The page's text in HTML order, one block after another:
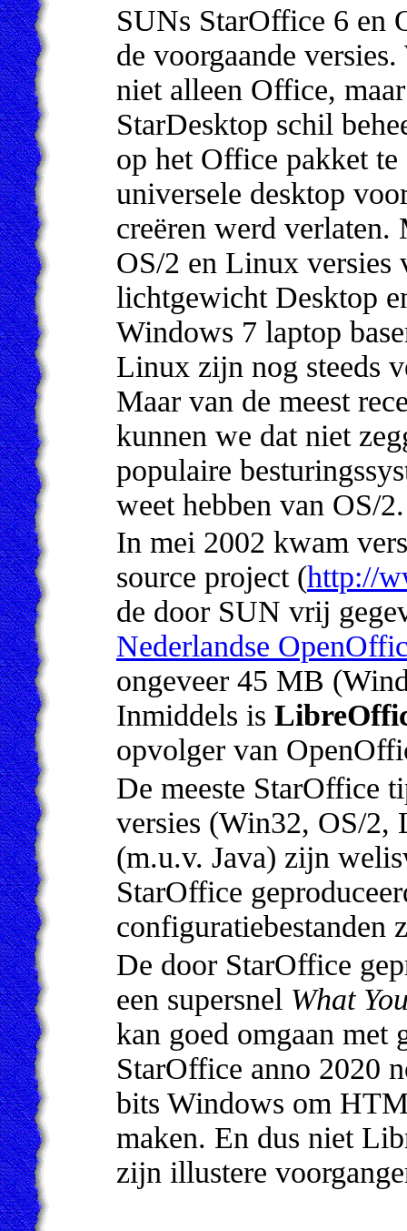
SUNs StarOffice 6 en
de voorgaande
niet alleen Office,
StarDesktop schil
op het Office pakket
universele desktop
creëren werd verlaten.
OS/2 en Linux versies
lichtgewicht Desktop
Windows 7 laptop
Linux zijn nog steeds
Maar van de meest
kunnen we dat niet
populaire
weet hebben van OS/2.
In mei 2002 kwam
source project (http://
de door SUN vrij
Nederlandse
ongeveer 45 MB
Inmiddels is
opvolger van
De meeste StarOffice
versies (Win32, OS/2,
(m.u.v. Java) zijn
StarOffice
configuratiebestanden
De door StarOffice
een supersnel What
kan goed omgaan met
StarOffice anno 2020
bits Windows om
maken. En dus niet
zijn illustere